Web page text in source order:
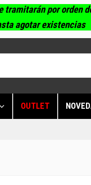
por orden
agotar existencias
OUTLET